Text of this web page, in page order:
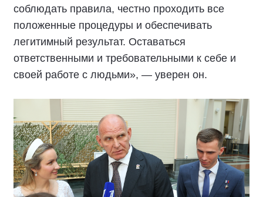
соблюдать правила, честно проходить все
положенные процедуры и обеспечивать
легитимный результат. Оставаться
ответственными и требовательными к себе и
своей работе с людьми», — уверен он.